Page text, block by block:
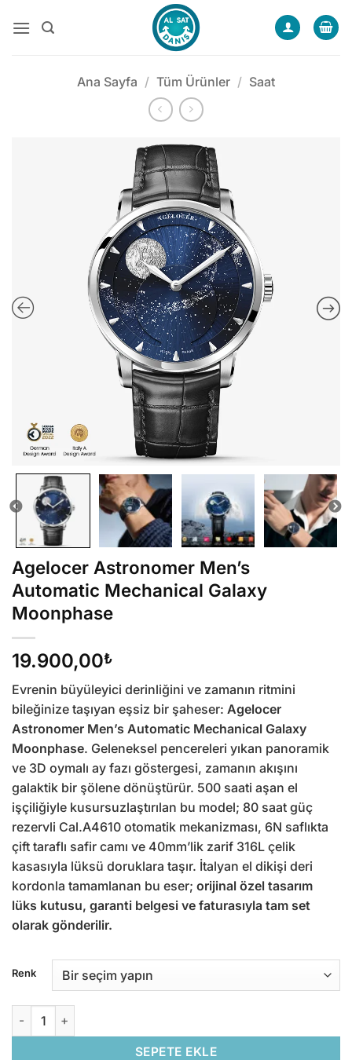
atla
Ana Sayfa / Tüm Ürünler / Saat
Agelocer Astronomer Men’s
Automatic Mechanical Galaxy
Moonphase
19.900,00₺
Evrenin büyüleyici derinliğini ve zamanın ritmini
bileğinize taşıyan eşsiz bir şaheser: Agelocer
Astronomer Men’s Automatic Mechanical Galaxy
Moonphase. Geleneksel pencereleri yıkan panoramik
ve 3D oymalı ay fazı göstergesi, zamanın akışını
galaktik bir şölene dönüştürür. 500 saati aşan el
işçiliğiyle kusursuzlaştırılan bu model; 80 saat güç
rezervli Cal.A4610 otomatik mekanizması, 6N saflıkta
çift taraflı safir camı ve 40mm’lik zarif 316L çelik
kasasıyla lüksü doruklara taşır. İtalyan el dikişi deri
kordonla tamamlanan bu eser; orijinal özel tasarım
lüks kutusu, garanti belgesi ve faturasıyla tam set
olarak gönderilir.
Renk
Agelocer Astronomer Men's Automatic Mechanical Galaxy
SEPETE EKLE